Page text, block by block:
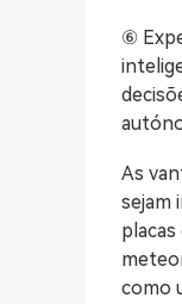
⑥
As
sejam
como